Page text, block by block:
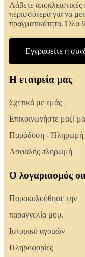
Λάβετε
περισσότερα για να
πραγματικότητα. Όλα
Εγγραφείτε ή
Η εταιρεία μας
Σχετικά με εμάς
Επικοινωνήστε μαζί
Παράδοση - Πληρωμή
Ασφαλής πληρωμή
Ο λογαριασμός
Παρακολούθησε την
παραγγελία μου.
Ιστορικό αγορών
Πληροφορίες